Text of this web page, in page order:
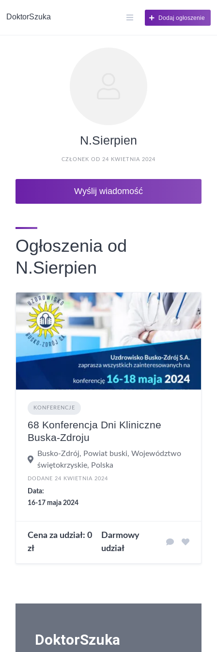
DoktorSzuka Dodaj ogłoszenie
N.Sierpien
CZŁONEK OD 24 KWIETNIA 2024
Wyślij wiadomość
Ogłoszenia od
N.Sierpien
KONFERENCJE
68 Konferencja Dni Kliniczne
Buska-Zdroju
Busko-Zdrój, Powiat buski, Województwo
świętokrzyskie, Polska
DODANE 24 KWIETNIA 2024
Data:
16-17 maja 2024
Cena za udział: 0
zł
Darmowy
udział
DoktorSzuka